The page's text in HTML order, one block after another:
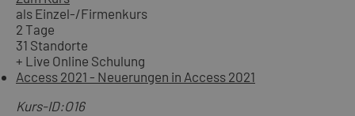
als Einzel-/Firmenkurs
2 Tage
31 Standorte
+ Live Online Schulung
Access 2021 - Neuerungen in Access 2021
Kurs-ID:O16